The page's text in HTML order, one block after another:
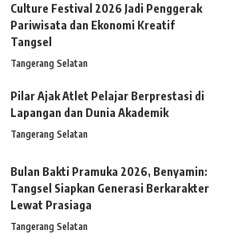
Culture Festival 2026 Jadi Penggerak
Pariwisata dan Ekonomi Kreatif
Tangsel
Tangerang Selatan
Pilar Ajak Atlet Pelajar Berprestasi di
Lapangan dan Dunia Akademik
Tangerang Selatan
Bulan Bakti Pramuka 2026, Benyamin:
Tangsel Siapkan Generasi Berkarakter
Lewat Prasiaga
Tangerang Selatan